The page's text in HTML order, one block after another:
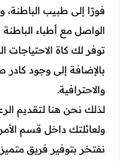
فورًا إلى طبيب
الواصل مع أطباء
توفر لك كاة الاحتياجات
بالإضافة إلى وجود كادر
والاحترافية.
لذلك نحن هنا لتقديم
ولعائلتك داخل قسم
نفتخر بتوفير فريق